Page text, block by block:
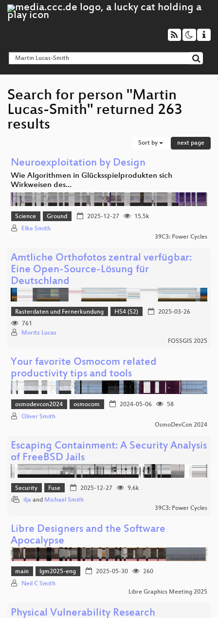
Search for person "Martin
Lucas-Smith" returned 263
results
Sort by next page
Neuroexploitation by Design
Wie Algorithmen in Glücksspielprodukten sich
Wirkweisen des…
Science Ground 2025-12-27
15.5k
Elke Smith
39C3: Power Cycles
Amtliche Orthofotos zentral verfügbar:
Eine Open-Source-Lösung für
Deutschland
Rasterdaten und Fernerkundung HS4 (S2)
2025-03-26
761
Moritz Lucas
FOSSGIS 2025
Your favorite Osmocom related
productivity tips and tools
osmodevcon2024 osmocom 2024-05-06
58
Oliver Smith
OsmoDevCon 2024
Escaping Containment: A Security Analysis
of FreeBSD Jails
Security Fuse 2025-12-27
9.6k
ilja and Michael Smith
39C3: Power Cycles
Libre Designers and the Software
Apocalypse
main lgm2025-eng 2025-05-30
260
Neil C Smith
Libre Graphics Meeting 2025
Physical Vulnerability Research